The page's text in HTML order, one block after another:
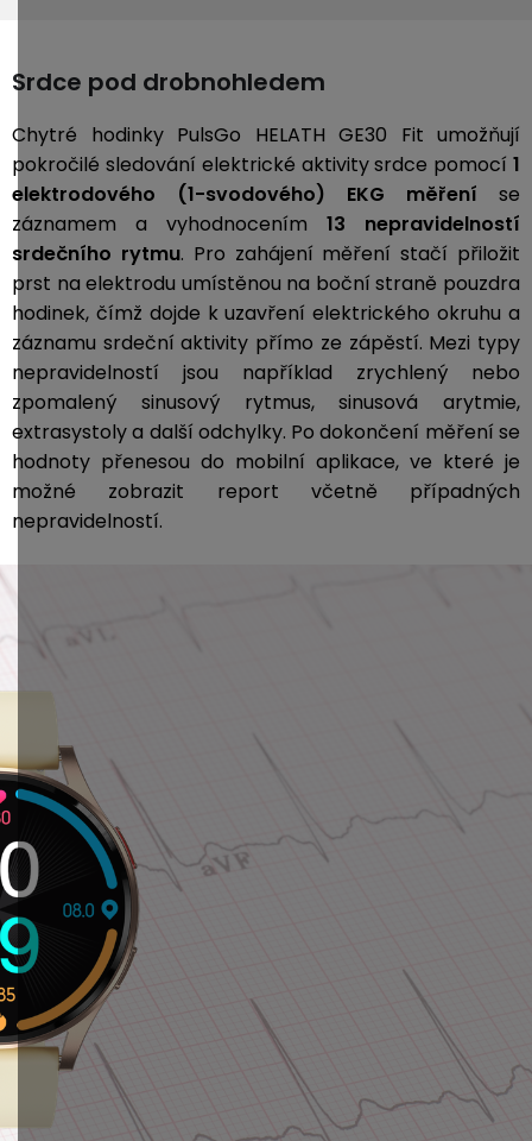
Srdce pod drobnohledem
Chytré hodinky PulsGo HELATH GE30 Fit umožňují
pokročilé sledování elektrické aktivity srdce pomocí 1
elektrodového (1-svodového) EKG měření se
záznamem a vyhodnocením 13 nepravidelností
srdečního rytmu. Pro zahájení měření stačí přiložit
prst na elektrodu umístěnou na boční straně pouzdra
hodinek, čímž dojde k uzavření elektrického okruhu a
záznamu srdeční aktivity přímo ze zápěstí. Mezi typy
nepravidelností jsou například zrychlený nebo
zpomalený sinusový rytmus, sinusová arytmie,
extrasystoly a další odchylky. Po dokončení měření se
hodnoty přenesou do mobilní aplikace, ve které je
možné zobrazit report včetně případných
nepravidelností.